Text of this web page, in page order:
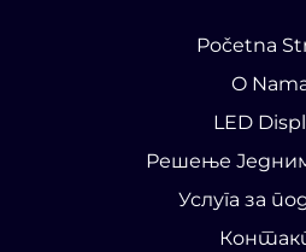
Početna
O
LED
Решење
Услуга за